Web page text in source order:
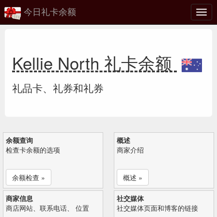
切
换
今日礼卡余额
Kellie North 礼卡余额
礼品卡、礼券和礼券
余额查询
检查卡余额的选项
余额检查 »
概述
商家介绍
概述 »
商家信息
商店网站、联系电话、 位置
社交媒体
社交媒体页面和博客的链接